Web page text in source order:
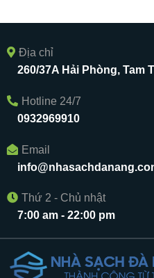
Địa chỉ
260/37A Hải Phòng, Tam
Hotline 24/7
0932969910
Email
Thứ 2 - Chủ nhật
7:00 am - 22:00 pm